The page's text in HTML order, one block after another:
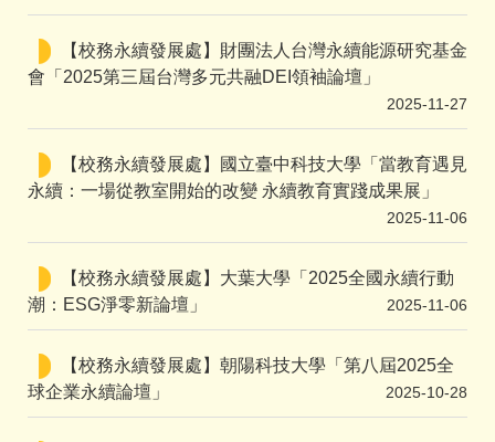
【校務永續發展處】財團法人台灣永續能源研究基金
會「2025第三屆台灣多元共融DEI領袖論壇」
2025-11-27
【校務永續發展處】國立臺中科技大學「當教育遇見
永續：一場從教室開始的改變 永續教育實踐成果展」
2025-11-06
【校務永續發展處】大葉大學「2025全國永續行動
潮：ESG淨零新論壇」
2025-11-06
【校務永續發展處】朝陽科技大學「第八屆2025全
球企業永續論壇」
2025-10-28